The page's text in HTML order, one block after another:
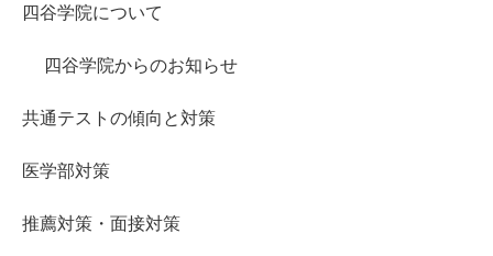
四谷学院について
四谷学院からのお知らせ
共通テストの傾向と対策
医学部対策
推薦対策・面接対策